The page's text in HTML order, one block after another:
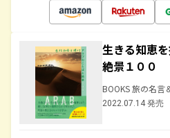
生きる知恵
絶景１００
BOOKS 旅の名言
2022.07.14 発売